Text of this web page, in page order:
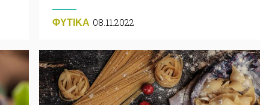
ΦΥΤΙΚA 08.11.2022